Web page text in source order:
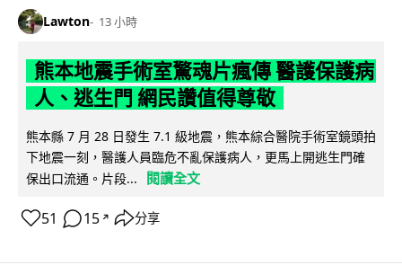
Lawton 13 小時
熊本地震手術室驚魂片瘋傳 醫護保護病
人、逃生門 網民讚值得尊敬
熊本縣 7 月 28 日發生 7.1 級地震，熊本綜合醫院手術室鏡頭拍
下地震一刻，醫護人員臨危不亂保護病人，更馬上開逃生門確
保出口流通。片段...
閱讀全文
51 15 ↗ 分享